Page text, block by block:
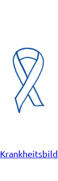
Krankheitsbild